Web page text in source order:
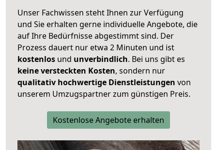
Unser Fachwissen steht Ihnen zur Verfügung
und Sie erhalten gerne individuelle Angebote, die
auf Ihre Bedürfnisse abgestimmt sind. Der
Prozess dauert nur etwa 2 Minuten und ist
kostenlos und unverbindlich. Bei uns gibt es
keine versteckten Kosten, sondern nur
qualitativ hochwertige Dienstleistungen von
unserem Umzugspartner zum günstigen Preis.
Kostenlose Angebote erhalten